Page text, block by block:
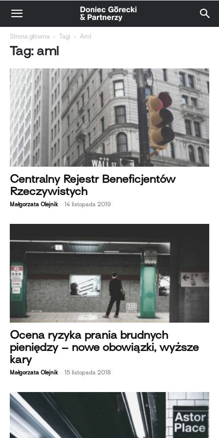
Strona główna Tagi Aml
Tag: aml
Centralny Rejestr Beneficjentów
Rzeczywistych
Małgorzata Olejnik - 14 listopada 2019
Ocena ryzyka prania brudnych
pieniędzy – nowe obowiązki, wyższe
kary
Małgorzata Olejnik - 15 listopada 2018